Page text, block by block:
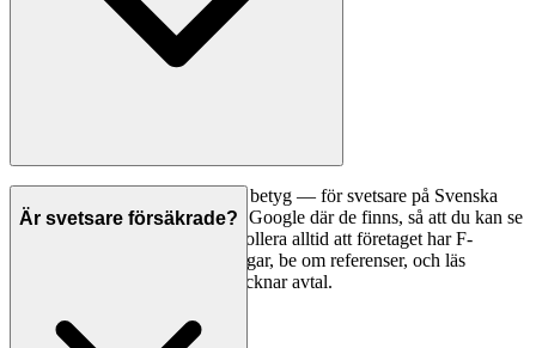
Ett bra första steg är att jämföra betyg — för svetsare på Svenska
Hantverkare visar vi betyg från Google där de finns, så att du kan se
vad andra kunder tycker. Kontrollera alltid att företaget har F-
skattesedel och giltiga försäkringar, be om referenser, och läs
omdömen noggrant innan du tecknar avtal.
Är svetsare försäkrade?